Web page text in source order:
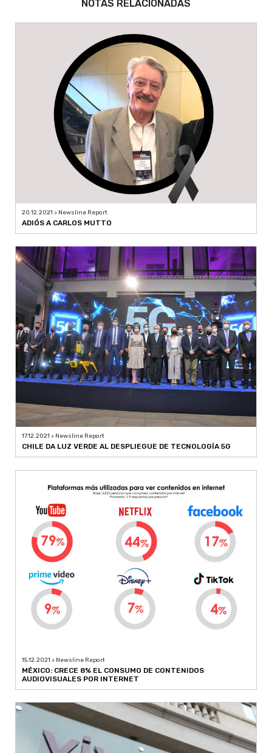
NOTAS RELACIONADAS
20.12.2021 > Newsline Report
ADIÓS A CARLOS MUTTO
17.12.2021 > Newsline Report
CHILE DA LUZ VERDE AL DESPLIEGUE DE TECNOLOGÍA 5G
15.12.2021 > Newsline Report
MÉXICO: CRECE 8% EL CONSUMO DE CONTENIDOS
AUDIOVISUALES POR INTERNET